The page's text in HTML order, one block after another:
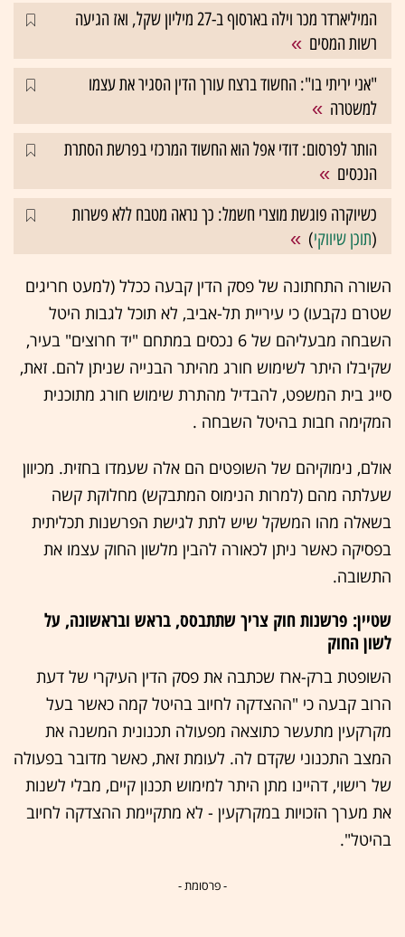
המיליארדר מכר וילה בארסוף ב-27 מיליון שקל, ואז הגיעה
רשות המסים
"אני יריתי בו": החשוד ברצח עורך הדין הסגיר את עצמו
למשטרה
הותר לפרסום: דודי אפל הוא החשוד המרכזי בפרשת הסתרת
הנכסים
כשיוקרה פוגשת מוצרי חשמל: כך נראה מטבח ללא פשרות
(תוכן שיווקי)
השורה התחתונה של פסק הדין קבעה ככלל (למעט חריגים
שטרם נקבעו) כי עיריית תל-אביב, לא תוכל לגבות היטל
השבחה מבעליהם של 6 נכסים במתחם "יד חרוצים" בעיר,
שקיבלו היתר לשימוש חורג מהיתר הבנייה שניתן להם. זאת,
סייג בית המשפט, להבדיל מהתרת שימוש חורג מתוכנית
המקימה חבות בהיטל השבחה .
אולם, נימוקיהם של השופטים הם אלה שעמדו בחזית. מכיוון
שעלתה מהם (למרות הנימוס המתבקש) מחלוקת קשה
בשאלה מהו המשקל שיש לתת לגישת הפרשנות תכליתית
בפסיקה כאשר ניתן לכאורה להבין מלשון החוק עצמו את
התשובה.
שטיין: פרשנות חוק צריך שתתבסס, בראש ובראשונה, על
לשון החוק
השופטת ברק-ארז שכתבה את פסק הדין העיקרי של דעת
הרוב קבעה כי "ההצדקה לחיוב בהיטל קמה כאשר בעל
מקרקעין מתעשר כתוצאה מפעולה תכנונית המשנה את
המצב התכנוני שקדם לה. לעומת זאת, כאשר מדובר בפעולה
של רישוי, דהיינו מתן היתר למימוש תכנון קיים, מבלי לשנות
את מערך הזכויות במקרקעין - לא מתקיימת ההצדקה לחיוב
בהיטל".
- פרסומת -